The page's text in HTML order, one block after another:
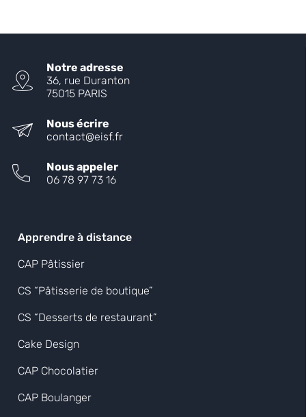
Notre adresse
36, rue Duranton
75015 PARIS
Nous écrire
contact@eisf.fr
Nous appeler
06 78 97 73 16
Apprendre à distance
CAP Pâtissier
CS “Pâtisserie de boutique”
CS “Desserts de restaurant”
Cake Design
CAP Chocolatier
CAP Boulanger